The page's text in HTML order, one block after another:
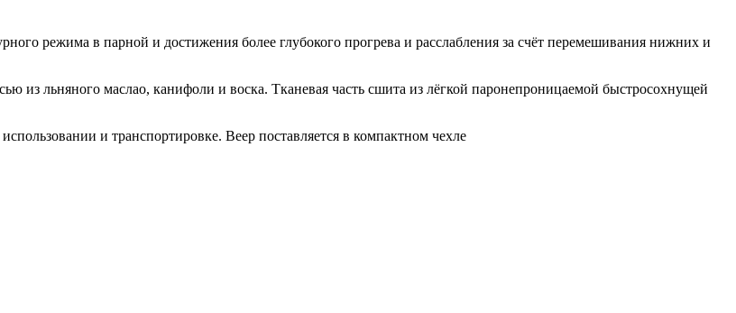
режима в парной и достижения более глубокого прогрева и расслабления за счёт перемешивания нижних и
из льняного маслао, канифоли и воска. Тканевая часть сшита из лёгкой паронепроницаемой быстросохнущей
и транспортировке. Веер поставляется в компактном чехле